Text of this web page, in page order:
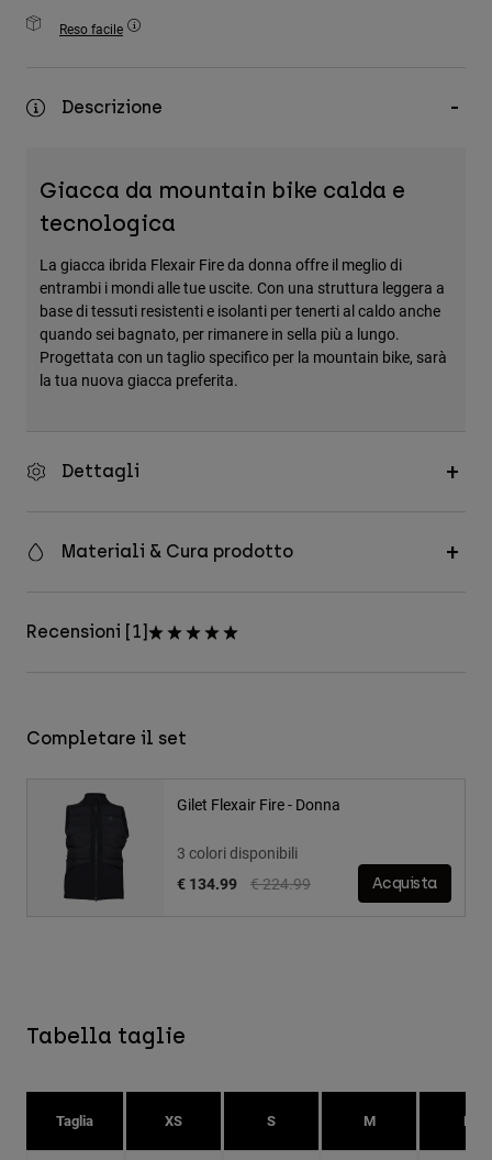
Accessori
Borse e zaini
Reso facile
Descrizione
Giacca da mountain bike calda e
tecnologica
La giacca ibrida Flexair Fire da donna offre il meglio di
entrambi i mondi alle tue uscite. Con una struttura leggera a
base di tessuti resistenti e isolanti per tenerti al caldo anche
quando sei bagnato, per rimanere in sella più a lungo.
Progettata con un taglio specifico per la mountain bike, sarà
la tua nuova giacca preferita.
Dettagli
Materiali & Cura prodotto
Recensioni [1]
Completare il set
Gilet Flexair Fire - Donna
3 colori disponibili
Price reduced from
€ 224.99to
€ 134.99 Acquista
Tabella taglie
Taglia XS S M L